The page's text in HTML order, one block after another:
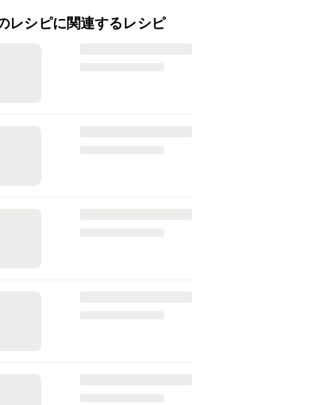
レシピに関連するレシピ